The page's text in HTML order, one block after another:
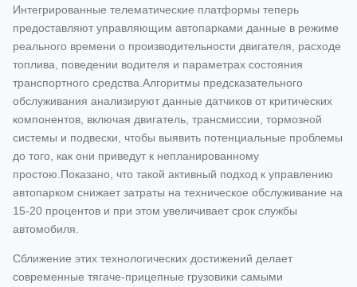
Интегрированные телематические платформы теперь
предоставляют управляющим автопарками данные в режиме
реального времени о производительности двигателя, расходе
топлива, поведении водителя и параметрах состояния
транспортного средства.Алгоритмы предсказательного
обслуживания анализируют данные датчиков от критических
компонентов, включая двигатель, трансмиссии, тормозной
системы и подвески, чтобы выявить потенциальные проблемы
до того, как они приведут к непланированному
простою.Показано, что такой активный подход к управлению
автопарком снижает затраты на техническое обслуживание на
15-20 процентов и при этом увеличивает срок службы
автомобиля.
Сближение этих технологических достижений делает
современные тягаче-прицепные грузовики самыми